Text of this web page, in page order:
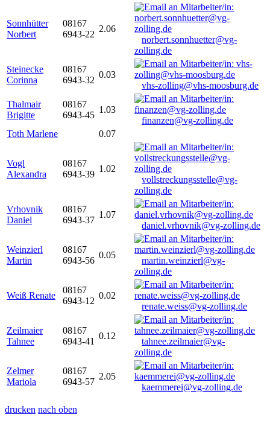
Sonnhütter
Norbert
08167
6943-22
2.06
norbert.sonnhuetter@vg-
zolling.de
Steinecke
Corinna
08167
6943-32
0.03
vhs-zolling@vhs-moosburg.de
Thalmair
Brigitte
08167
6943-45
1.03
finanzen@vg-zolling.de
Toth Marlene
0.07
Vogl
Alexandra
08167
6943-39
1.02
vollstreckungsstelle@vg-
zolling.de
Vrhovnik
Daniel
08167
6943-37
1.07
daniel.vrhovnik@vg-zolling.de
Weinzierl
Martin
08167
6943-56
0.05
martin.weinzierl@vg-
zolling.de
Weiß Renate
08167
6943-12
0.02
renate.weiss@vg-zolling.de
Zeilmaier
Tahnee
08167
6943-41
0.12
tahnee.zeilmaier@vg-
zolling.de
Zelmer
Mariola
08167
6943-57
2.05
kaemmerei@vg-zolling.de
drucken nach oben